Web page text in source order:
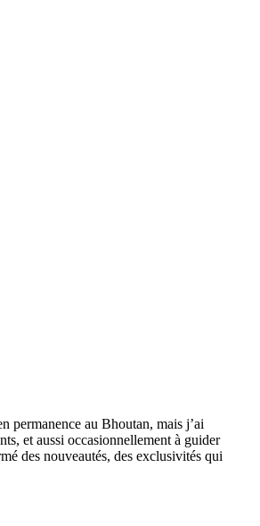
permanence au Bhoutan, mais j’ai
et aussi occasionnellement à guider
des nouveautés, des exclusivités qui